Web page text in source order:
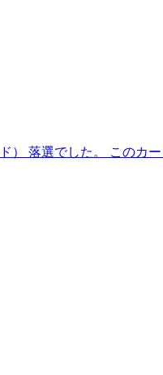
落選でした。 このカ